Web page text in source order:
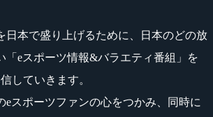
日本で盛り上げるために、日本のどの放
「eスポーツ情報&バラエティ番組」を
していきます。
eスポーツファンの心をつかみ、同時に